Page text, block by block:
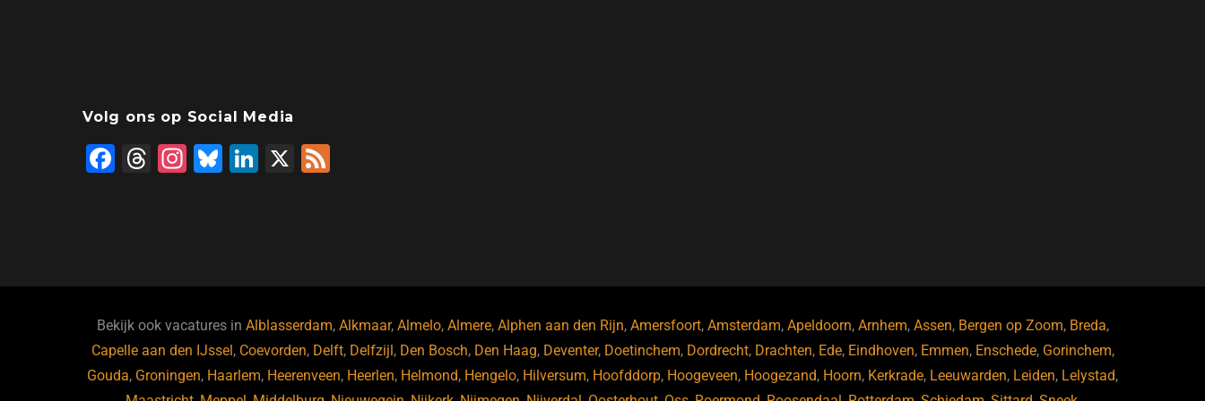
Volg ons op Social Media
F
o
k
T
In Bl
Li
X
Bekijk ook vacatures in Alblasserdam, Alkmaar, Almelo, Almere, Alphen aan den Rijn, Amersfoort, Amsterdam, Apeldoorn, Arnhem, Assen, Bergen op Zoom, Breda,
Capelle aan den IJssel , Coevorden, Delft, Delfzijl , Den Bosch, Den Haag, Deventer, Doetinchem, Dordrecht, Drachten, Ede, Eindhoven, Emmen, Enschede, Gorinchem,
Gouda, Groningen, Haarlem, Heerenveen, Heerlen, Helmond, Hengelo, Hilversum, Hoofddorp, Hoogeveen, Hoogezand, Hoorn, Kerkrade, Leeuwarden, Leiden, Lelystad,